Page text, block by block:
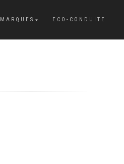
MARQUES ECO-CONDUITE